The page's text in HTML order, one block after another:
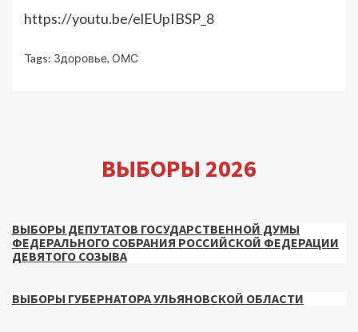
https://youtu.be/elEUpIBSP_8
Tags: Здоровье, ОМС
ВЫБОРЫ 2026
ВЫБОРЫ ДЕПУТАТОВ ГОСУДАРСТВЕННОЙ ДУМЫ
ФЕДЕРАЛЬНОГО СОБРАНИЯ РОССИЙСКОЙ ФЕДЕРАЦИИ
ДЕВЯТОГО СОЗЫВА
ВЫБОРЫ ГУБЕРНАТОРА УЛЬЯНОВСКОЙ ОБЛАСТИ